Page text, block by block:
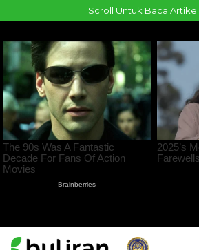
to
Scroll Untuk Baca Artikel